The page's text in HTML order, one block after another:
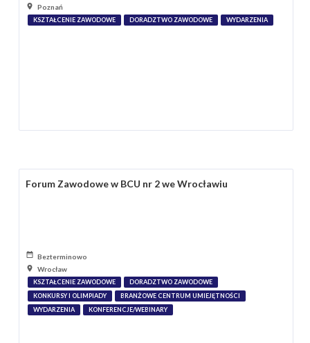
Poznań
KSZTAŁCENIE ZAWODOWE DORADZTWO ZAWODOWE WYDARZENIA
Forum Zawodowe w BCU nr 2 we Wrocławiu
Bezterminowo
Wrocław
KSZTAŁCENIE ZAWODOWE
DORADZTWO ZAWODOWE
KONKURSY I OLIMPIADY
BRANŻOWE CENTRUM UMIEJĘTNOŚCI
WYDARZENIA
KONFERENCJE/WEBINARY